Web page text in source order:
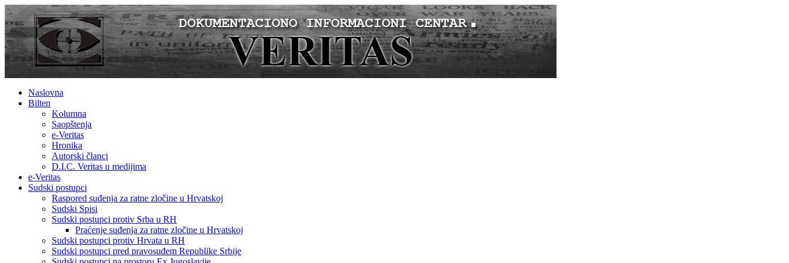
Naslovna
Bilten
Kolumna
Saopštenja
e-Veritas
Hronika
Autorski članci
D.I.C. Veritas u medijima
e-Veritas
Sudski postupci
Raspored suđenja za ratne zločine u Hrvatskoj
Sudski Spisi
Sudski postupci protiv Srba u RH
Praćenje suđenja za ratne zločine u Hrvatskoj
Sudski postupci protiv Hrvata u RH
Sudski postupci pred pravosuđem Republike Srbije